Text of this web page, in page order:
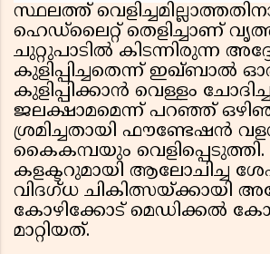
സ്ഥലത്ത്
ഹെഡ്‌ലൈറ്റ് തെളിച്ചാണ്
ചുറ്റുപാടിൽ കിടന്നിരുന്ന
കുളിപ്പിച്ചതെന്ന് ഇഖ്ബാൽ
കുളിപ്പിക്കാൻ വെള്ളം
ജലക്ഷാമമെന്ന് പറഞ്ഞ്
ശ്രമിച്ചതായി ഫൗണ്ടേഷൻ
കൈകമ്പയും വെളിപ്പെടുത്തി.
കളക്ടറുമായി ആലോചിച്ച
വിദഗ്ധ ചികിത്സയ്ക്കായി
കോഴിക്കോട് മെഡിക്കൽ
മാറ്റിയത്.